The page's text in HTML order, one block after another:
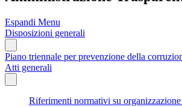
Espandi Menu
Disposizioni generali
Piano triennale per prevenzione della
Atti generali
Riferimenti normativi su